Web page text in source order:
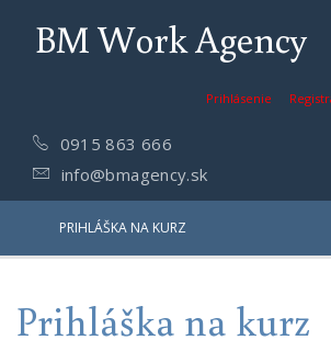
BM Work Agency
Prihlásenie
0915 863 666
info@bmagency.sk
PRIHLÁŠKA NA KURZ
Prihláška na kurz